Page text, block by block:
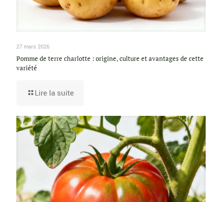
27 mars 2026
Pomme de terre charlotte : origine, culture et avantages de cette
variété
Lire la suite